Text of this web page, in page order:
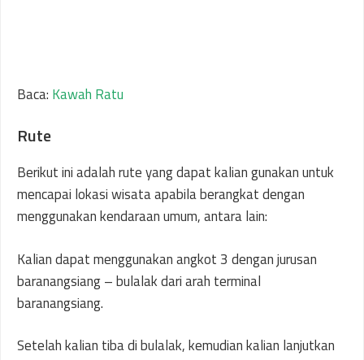
Baca: Kawah Ratu
Rute
Berikut ini adalah rute yang dapat kalian gunakan untuk
mencapai lokasi wisata apabila berangkat dengan
menggunakan kendaraan umum, antara lain:
Kalian dapat menggunakan angkot 3 dengan jurusan
baranangsiang – bulalak dari arah terminal
baranangsiang.
Setelah kalian tiba di bulalak, kemudian kalian lanjutkan